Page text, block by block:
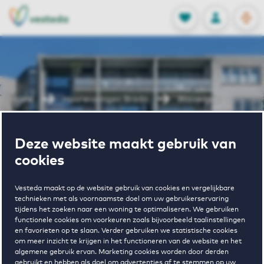
Deze website maakt gebruik van
cookies
Vesteda maakt op de website gebruik van cookies en vergelijkbare
technieken met als voornaamste doel om uw gebruikerservaring
tijdens het zoeken naar een woning te optimaliseren. We gebruiken
functionele cookies om voorkeuren zoals bijvoorbeeld taalinstellingen
en favorieten op te slaan. Verder gebruiken we statistische cookies
om meer inzicht te krijgen in het functioneren van de website en het
algemene gebruik ervan. Marketing cookies worden door derden
FAVORIETEN
Opgeslagen
INLOGGEN
NL
EN
Home Huurwoningen Breda Blauwtjes
Wonen in
Blauwtjes